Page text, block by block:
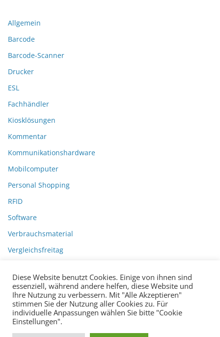
Allgemein
Barcode
Barcode-Scanner
Drucker
ESL
Fachhändler
Kiosklösungen
Kommentar
Kommunikationshardware
Mobilcomputer
Personal Shopping
RFID
Software
Verbrauchsmaterial
Vergleichsfreitag
Diese Website benutzt Cookies. Einige von ihnen sind
essenziell, während andere helfen, diese Website und
Ihre Nutzung zu verbessern. Mit "Alle Akzeptieren"
stimmen Sie der Nutzung aller Cookies zu. Für
individuelle Anpassungen wählen Sie bitte "Cookie
Einstellungen".